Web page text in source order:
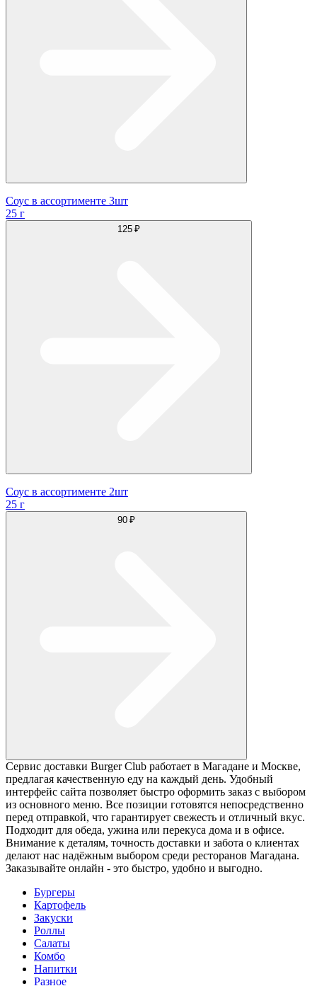
Соус в ассортименте 3шт
25 г
125 ₽
Соус в ассортименте 2шт
25 г
90 ₽
Сервис доставки Burger Club работает в Магадане и Москве,
предлагая качественную еду на каждый день. Удобный
интерфейс сайта позволяет быстро оформить заказ с выбором
из основного меню. Все позиции готовятся непосредственно
перед отправкой, что гарантирует свежесть и отличный вкус.
Подходит для обеда, ужина или перекуса дома и в офисе.
Внимание к деталям, точность доставки и забота о клиентах
делают нас надёжным выбором среди ресторанов Магадана.
Заказывайте онлайн - это быстро, удобно и выгодно.
Бургеры
Картофель
Закуски
Роллы
Салаты
Комбо
Напитки
Разное